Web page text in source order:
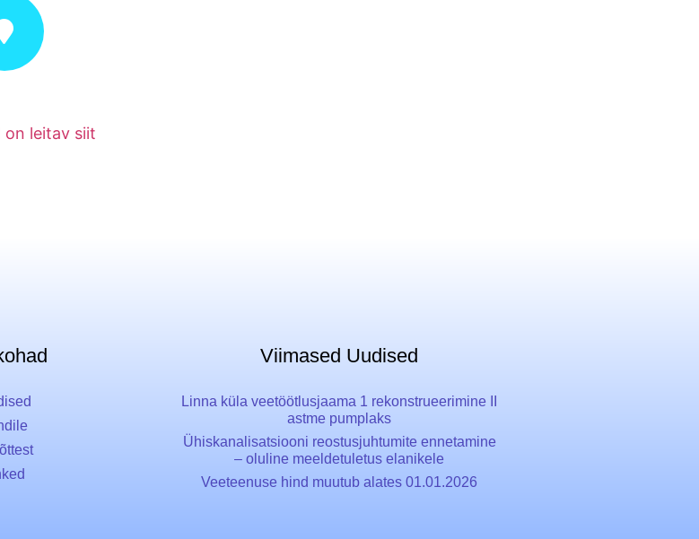
on leitav siit
Viimased Uudised
Linna küla veetöötlusjaama 1 rekonstrueerimine II
astme pumplaks
Ühiskanalisatsiooni reostusjuhtumite ennetamine
– oluline meeldetuletus elanikele
Veeteenuse hind muutub alates 01.01.2026